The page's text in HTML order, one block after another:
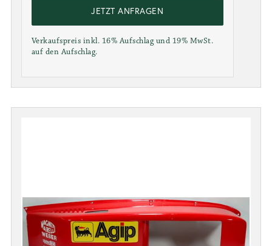
JETZT ANFRAGEN
Verkaufspreis inkl. 16% Aufschlag und 19% MwSt.
auf den Aufschlag.